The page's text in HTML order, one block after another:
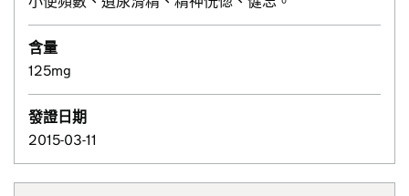
含量
125mg
發證日期
2015-03-11